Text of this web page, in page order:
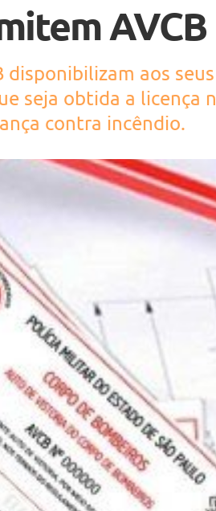
AVCB
disponibilizam aos
seja obtida a licença
contra incêndio.